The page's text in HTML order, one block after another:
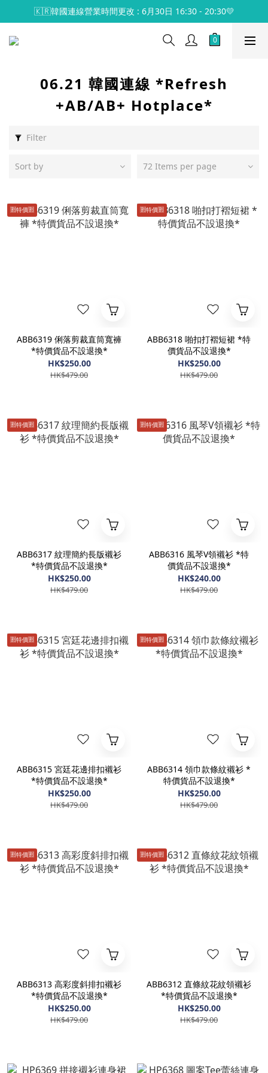
🇰🇷韓國連線營業時間更改 : 6月30日 16:30 - 20:30💛
06.21 韓國連線 *Refresh
+AB/AB+ Hotplace*
Filter
Sort by 72 Items per page
🈹️特價🈹️
ABB6319 俐落剪裁直筒寬褲
*特價貨品不設退換*
HK$250.00
HK$479.00
🈹️特價🈹️
ABB6318 啪扣打褶短裙 *特
價貨品不設退換*
HK$250.00
HK$479.00
🈹️特價🈹️
ABB6317 紋理簡約長版襯衫
*特價貨品不設退換*
HK$250.00
HK$479.00
🈹️特價🈹️
ABB6316 風琴V領襯衫 *特
價貨品不設退換*
HK$240.00
HK$479.00
🈹️特價🈹️
ABB6315 宮廷花邊排扣襯衫
*特價貨品不設退換*
HK$250.00
HK$479.00
🈹️特價🈹️
ABB6314 領巾款條紋襯衫 *
特價貨品不設退換*
HK$250.00
HK$479.00
🈹️特價🈹️
ABB6313 高彩度斜排扣襯衫
*特價貨品不設退換*
HK$250.00
HK$479.00
🈹️特價🈹️
ABB6312 直條紋花紋領襯衫
*特價貨品不設退換*
HK$250.00
HK$479.00